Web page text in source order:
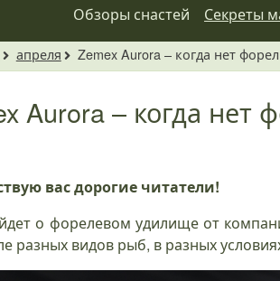
Обзоры снастей Секреты
апреля Zemex Aurora – когда нет
Aurora – когда нет
вас дорогие читатели!
о форелевом удилище от
разных видов рыб, в разных